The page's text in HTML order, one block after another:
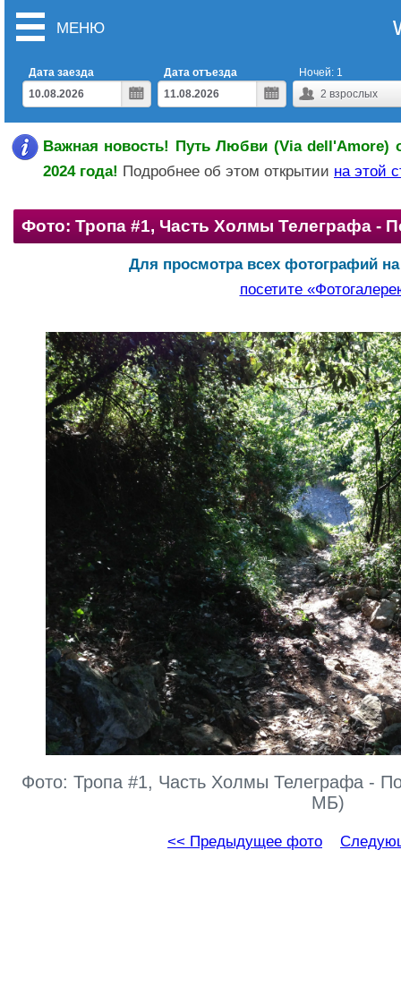
МЕНЮ
Дата заезда
Дата отъезда
2 взрослых
Ночей: 1
Важная новость! Путь Любви (Via dell'Amore)
2024 года! Подробнее об этом открытии на этой
Фото: Тропа #1, Часть Холмы Телеграфа -
Для просмотра всех фотографий
посетите
Фото: Тропа #1, Часть Холмы Телеграфа -
МБ)
<< Предыдущее фото